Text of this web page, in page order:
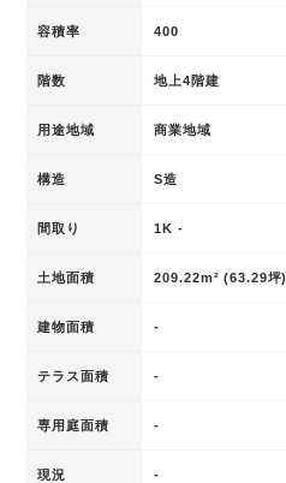
容積率 400
階数 地上4階建
用途地域 商業地域
構造 S造
間取り 1K -
土地面積 209.22m² (63.29坪)
建物面積 -
テラス面積 -
専用庭面積 -
現況 -